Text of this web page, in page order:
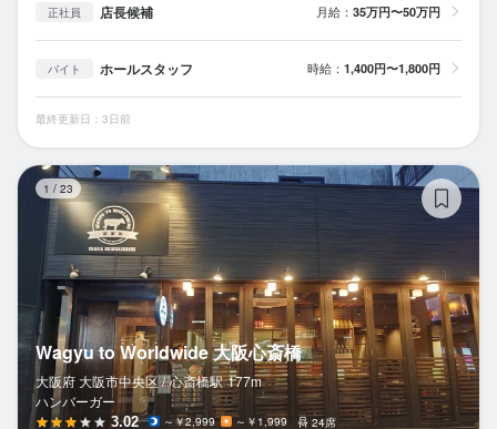
正社員 店長候補 月給： 35万円〜50万円
バイト ホールスタッフ 時給： 1,400円〜1,800円
最終更新日：3日前
1 / 23
Wagyu to Worldwide 大阪心斎橋
大阪府 大阪市中央区 / 心斎橋駅 177m
ハンバーガー
3.02 ～￥2,999 ～￥1,999 24席